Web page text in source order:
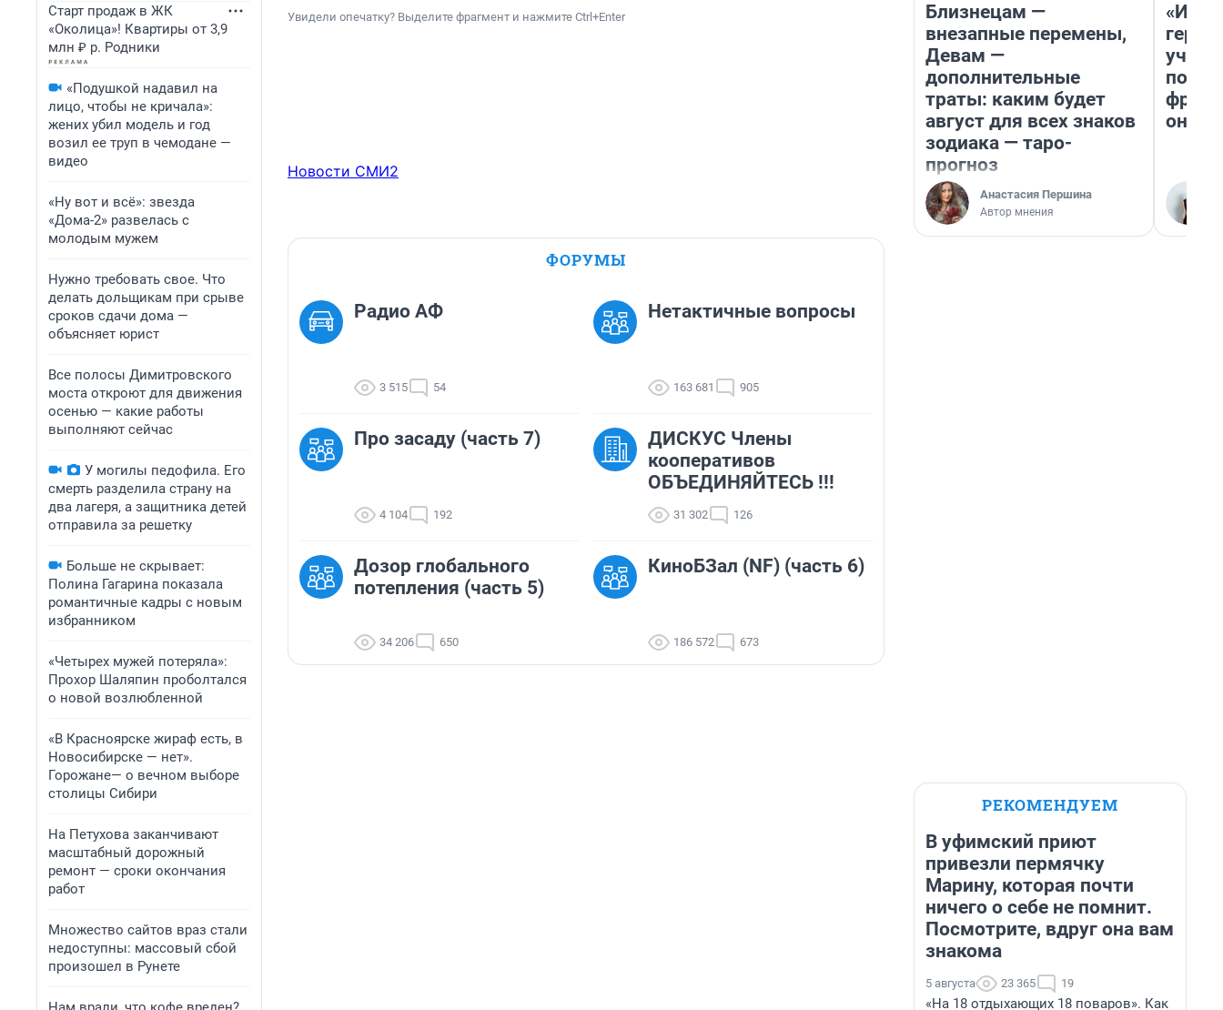
Старт продаж в ЖК
«Околица»! Квартиры от 3,9
млн ₽ р. Родники
«Подушкой надавил на
лицо, чтобы не кричала»:
жених убил модель и год
возил ее труп в чемодане —
видео
«Ну вот и всё»: звезда
«Дома-2» развелась с
молодым мужем
Нужно требовать свое. Что
делать дольщикам при срыве
сроков сдачи дома —
объясняет юрист
Все полосы Димитровского
моста откроют для движения
осенью — какие работы
выполняют сейчас
У могилы педофила. Его
смерть разделила страну на
два лагеря, а защитника детей
отправила за решетку
Больше не скрывает:
Полина Гагарина показала
романтичные кадры с новым
избранником
«Четырех мужей потеряла»:
Прохор Шаляпин проболтался
о новой возлюбленной
«В Красноярске жираф есть, в
Новосибирске — нет».
Горожане— о вечном выборе
столицы Сибири
На Петухова заканчивают
масштабный дорожный
ремонт — сроки окончания
работ
Множество сайтов враз стали
недоступны: массовый сбой
произошел в Рунете
Увидели опечатку? Выделите фрагмент и нажмите Ctrl+Enter
Новости СМИ2
ФОРУМЫ
Радио АФ
3 515 54
Нетактичные вопросы
163 681 905
Про засаду (часть 7)
4 104 192
ДИСКУС Члены
кооперативов
ОБЪЕДИНЯЙТЕСЬ !!!
31 302 126
Дозор глобального
потепления (часть 5)
34 206 650
КиноБЗал (NF) (часть 6)
186 572 673
Близнецам —
внезапные перемены,
Девам —
дополнительные
траты: каким будет
август для всех знаков
зодиака — таро-
прогноз
Анастасия Першина
Автор мнения
учит
она
РЕКОМЕНДУЕМ
В уфимский приют
привезли пермячку
Марину, которая почти
ничего о себе не помнит.
Посмотрите, вдруг она вам
знакома
5 августа 23 365 19
«На 18 отдыхающих 18 поваров». Как